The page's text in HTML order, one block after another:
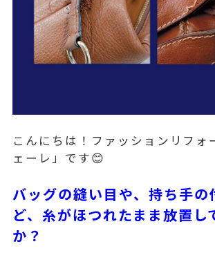
こんにちは！ファッションリフォ
ェーレ」です😊
バッグの縫い目や、持ち手の
ど、糸がほつれたまま放置し
か？